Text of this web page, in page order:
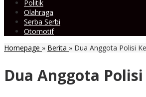
Politik
Olahraga
Serba Serbi
Otomotif
Homepage » Berita » Dua Anggota Polisi
Dua Anggota